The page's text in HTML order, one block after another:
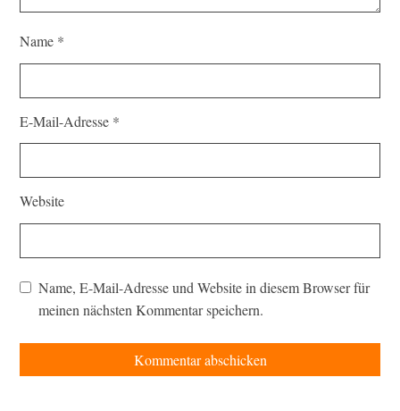
Name *
E-Mail-Adresse *
Website
Name, E-Mail-Adresse und Website in diesem Browser für
meinen nächsten Kommentar speichern.